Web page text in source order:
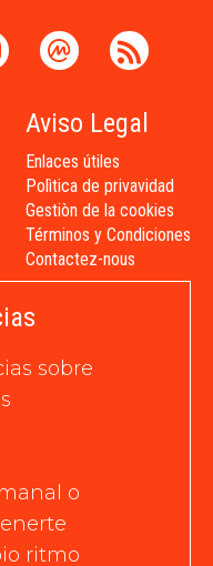
Aviso Legal
Enlaces útiles
Polìtica de privavidad
Gestiòn de la cookies
Términos y Condiciones
Contactez-nous
sobre
o
ritmo